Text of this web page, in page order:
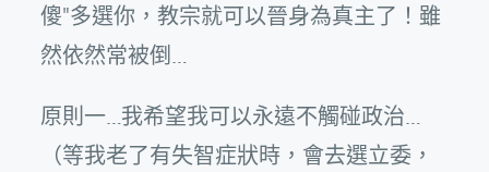
傻"多選你，教宗就可以晉身為真主了！雖
然依然常被倒…
原則一…我希望我可以永遠不觸碰政治…
（等我老了有失智症狀時，會去選立委，